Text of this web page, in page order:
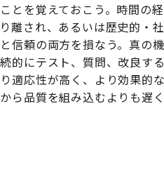
とを覚えておこう。時間の
離され、あるいは歴史的・
信頼の両方を損なう。真の
的にテスト、質問、改良す
適応性が高く、より効果的
ら品質を組み込むよりも遅